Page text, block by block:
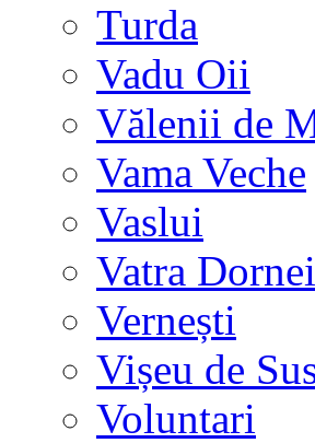
Turda
Vadu Oii
Vălenii de
Vama Veche
Vaslui
Vatra Dornei
Vernești
Vișeu de
Voluntari